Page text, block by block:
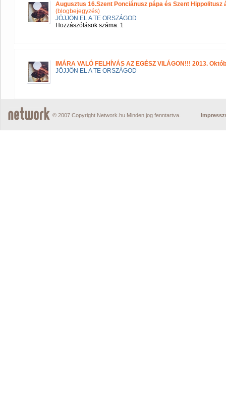
Augusztus 16.Szent Ponciánusz pápa és Szent
(blogbejegyzés)
JÖJJÖN EL A TE ORSZÁGOD
Hozzászólások száma: 1
IMÁRA VALÓ FELHÍVÁS AZ EGÉSZ VILÁGON!!! 2013.
JÖJJÖN EL A TE ORSZÁGOD
© 2007 Copyright Network.hu Minden jog fenntartva.